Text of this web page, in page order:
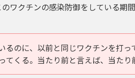
ワクチンの感染防御をしている期
るのに、以前と同じワクチンを打っ
てくる。当たり前と言えば、当たり